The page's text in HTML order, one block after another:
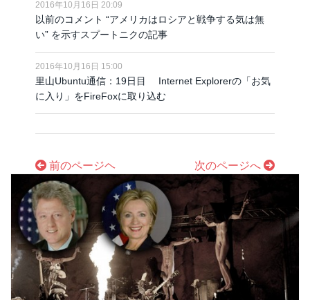
2016年10月16日 20:09
以前のコメント “アメリカはロシアと戦争する気は無
い” を示すスプートニクの記事
2016年10月16日 15:00
里山Ubuntu通信：19日目 Internet Explorerの「お気
に入り」をFireFoxに取り込む
前のページヘ 次のページへ